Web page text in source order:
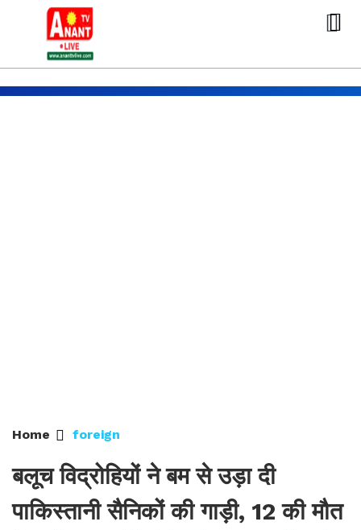
Home foreign
बलूच विद्रोहियों ने बम से उड़ा दी
पाकिस्तानी सैनिकों की गाड़ी, 12 की मौत